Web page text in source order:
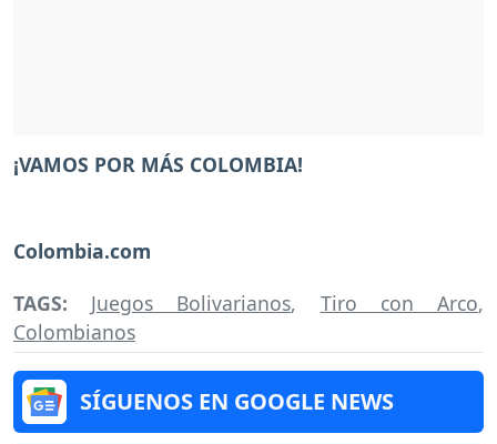
¡VAMOS POR MÁS COLOMBIA!
Colombia.com
TAGS: Juegos Bolivarianos, Tiro con Arco,
Colombianos
SÍGUENOS EN GOOGLE NEWS